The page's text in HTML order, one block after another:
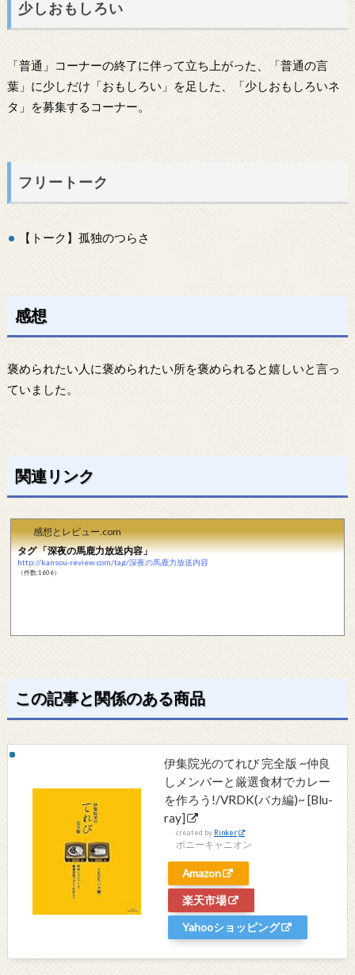
少しおもしろい
「普通」コーナーの終了に伴って立ち上がった、「普通の言
葉」に少しだけ「おもしろい」を足した、「少しおもしろいネ
タ」を募集するコーナー。
フリートーク
【トーク】孤独のつらさ
感想
褒められたい人に褒められたい所を褒められると嬉しいと言っ
ていました。
関連リンク
感想とレビュー.com
タグ 「深夜の馬鹿力放送内容」
http://kansou-review.com/tag/深夜の馬鹿力放送内容
（件数:1606）
この記事と関係のある商品
伊集院光のてれび 完全版 ~仲良
しメンバーと厳選食材でカレー
を作ろう!/VRDK(バカ編)~ [Blu-
ray]
created by Rinker
ポニーキャニオン
Amazon
楽天市場
Yahooショッピング